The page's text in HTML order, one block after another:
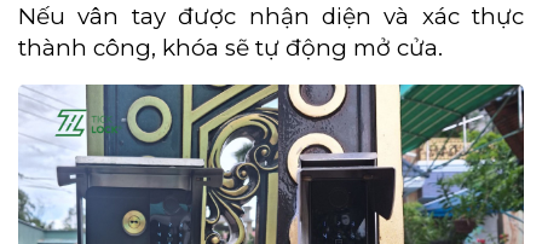
Nếu vân tay được nhận diện và xác thực
thành công, khóa sẽ tự động mở cửa.